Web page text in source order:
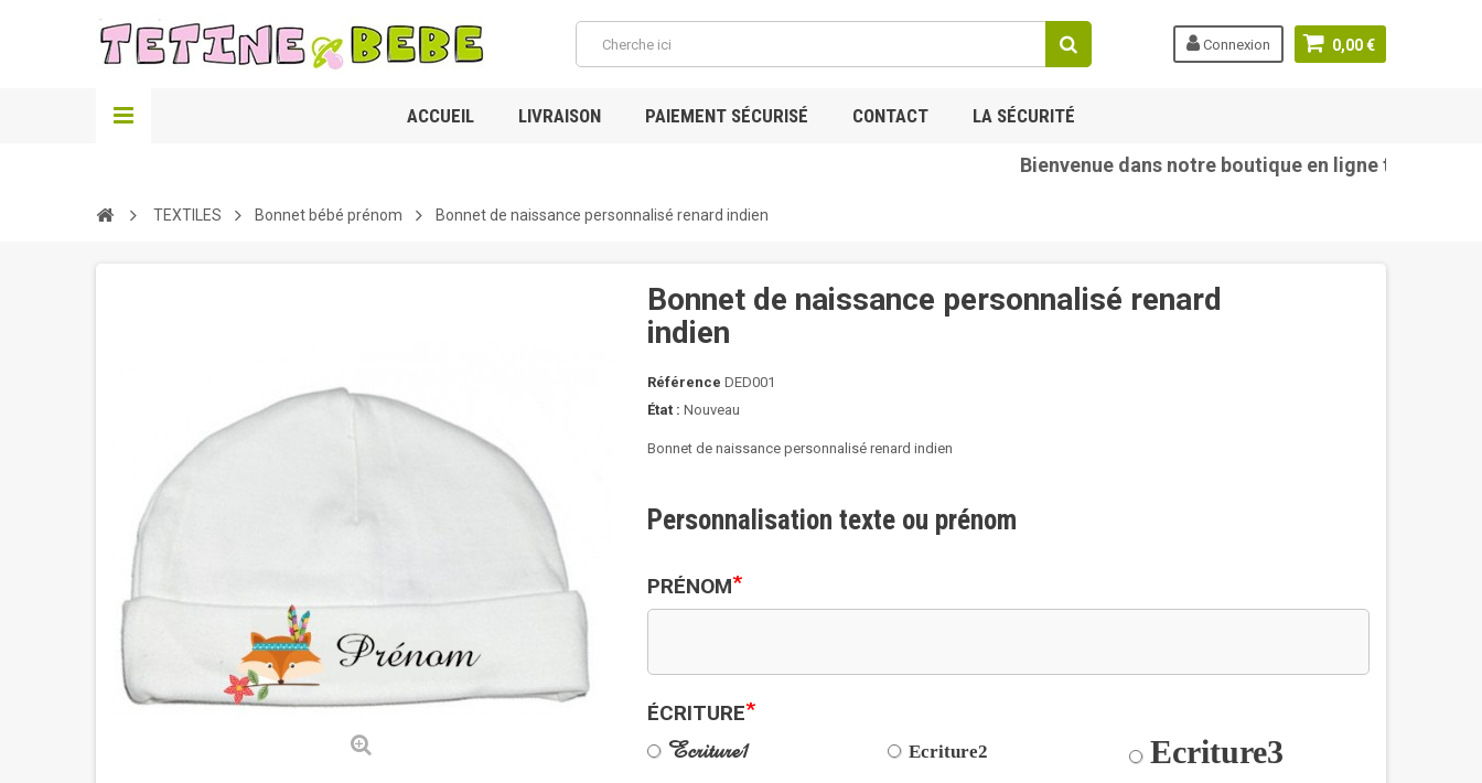
0,00 €
Connexion
ACCUEIL LIVRAISON PAIEMENT SÉCURISÉ CONTACT LA SÉCURITÉ
Bienvenue dans notre boutique en ligne tetine-
TEXTILES Bonnet bébé prénom Bonnet de naissance personnalisé renard indien
Bonnet de naissance personnalisé renard
indien
Référence DED001
État : Nouveau
Bonnet de naissance personnalisé renard indien
Personnalisation texte ou prénom
PRÉNOM*
ÉCRITURE*
Ecriture1 Ecriture2 Ecriture3